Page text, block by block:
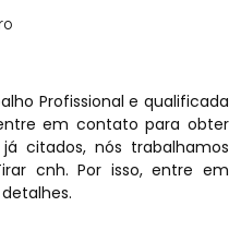
Profissional e qualificada
em contato para obter
citados, nós trabalhamos
cnh. Por isso, entre em